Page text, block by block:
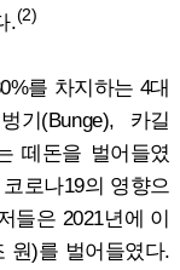
.(2)
를 차지하는 4대
기(Bunge), 카길
떼돈을 벌어들였
로나19의 영향으
들은 2021년에 이
원)를 벌어들였다.